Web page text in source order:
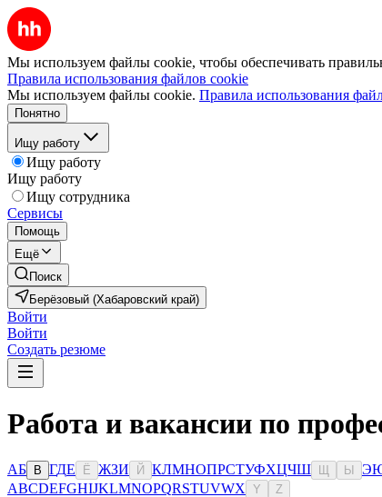
Мы используем файлы cookie, чтобы обеспечивать
Правила использования файлов cookie
Мы используем файлы cookie. Правила использования
Понятно
Ищу работу
Ищу работу
Ищу работу
Ищу сотрудника
Сервисы
Помощь
Ещё
Поиск
Берёзовый (Хабаровский край)
Войти
Войти
Создать резюме
Работа и вакансии по
АБ В ГДЕ Ё ЖЗИ Й КЛМНОПРСТУФХЦЧШ Ы Э
ABCDEFGHIJKLMNOPQRSTUVWX Y Z